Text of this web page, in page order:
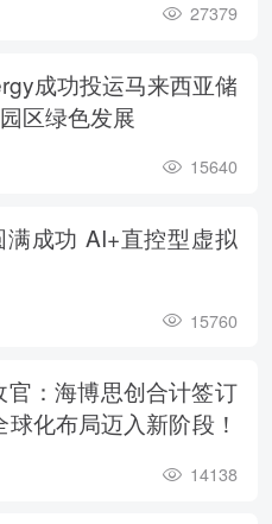
27379
成功投运马来西亚储
区绿色发展
15640
成功 AI+直控型虚拟
15760
：海博思创合计签订
化布局迈入新阶段！
14138